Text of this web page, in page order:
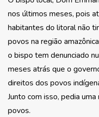
nos últimos meses, pois
habitantes do litoral não
povos na região
o bispo tem denunciado
meses atrás que o
direitos dos povos
Junto com isso, pedia
povos.